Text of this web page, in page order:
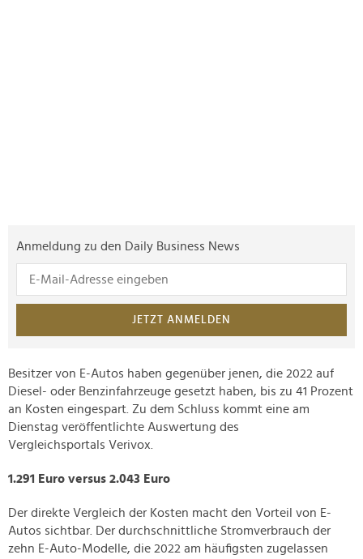
Anmeldung zu den Daily Business News
JETZT ANMELDEN
Besitzer von E-Autos haben gegenüber jenen, die 2022 auf
Diesel- oder Benzinfahrzeuge gesetzt haben, bis zu 41 Prozent
an Kosten eingespart. Zu dem Schluss kommt eine am
Dienstag veröffentlichte Auswertung des
Vergleichsportals Verivox.
1.291 Euro versus 2.043 Euro
Der direkte Vergleich der Kosten macht den Vorteil von E-
Autos sichtbar. Der durchschnittliche Stromverbrauch der
zehn E-Auto-Modelle, die 2022 am häufigsten zugelassen